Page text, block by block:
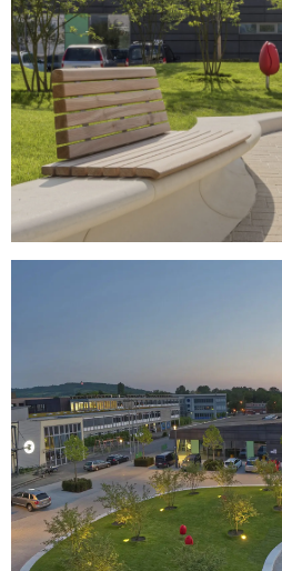
HE LEÍDO Y
ENVIAR
WE ARE MOLINS